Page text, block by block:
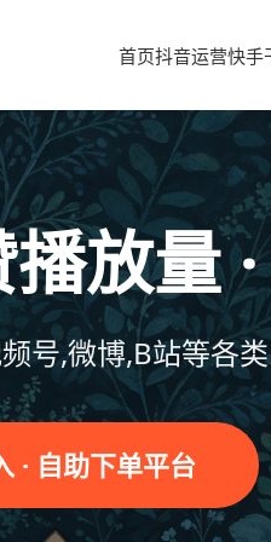
首页抖音运营快手
放量
号,微博,B站等各
· 自助下单平台